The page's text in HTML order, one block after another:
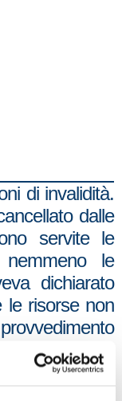
di invalidità.
dalle
servite le
le
dichiarato
le risorse non
povertà e in
reddito di